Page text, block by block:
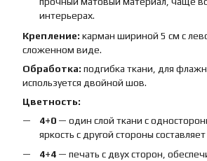
интерьерах.
Крепление: карман шириной 5 см с
сложенном виде.
Обработка: подгибка ткани, для
используется двойной шов.
Цветность:
4+0 — один слой ткани с
яркость с другой стороны
4+4 — печать с двух сторон,